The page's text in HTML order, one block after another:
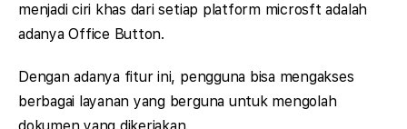
menjadi ciri khas dari setiap platform microsft adalah
adanya Office Button.
Dengan adanya fitur ini, pengguna bisa mengakses
berbagai layanan yang berguna untuk mengolah